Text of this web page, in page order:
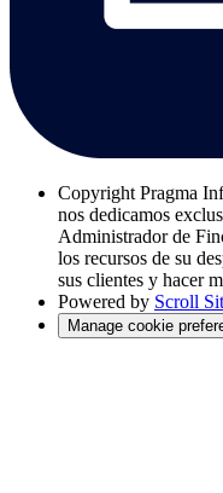
Copyright Pragma
nos dedicamos
Administrador de
los recursos de su
sus clientes y hacer
Powered by Scroll
Manage cookie